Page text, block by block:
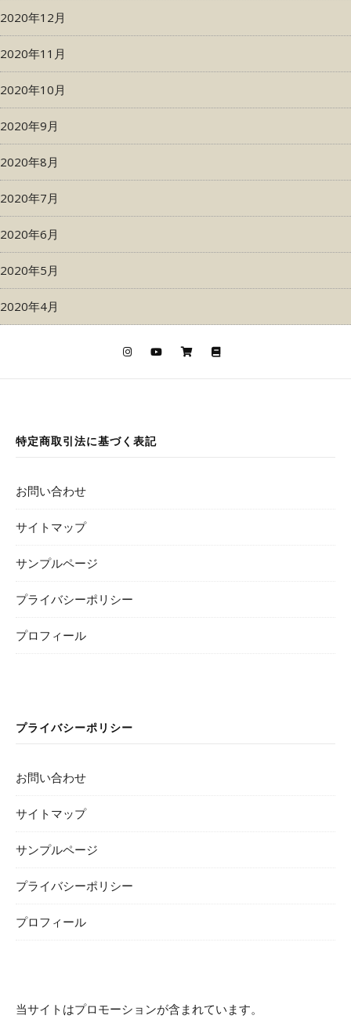
2020年12月
2020年11月
2020年10月
2020年9月
2020年8月
2020年7月
2020年6月
2020年5月
2020年4月
特定商取引法に基づく表記
お問い合わせ
サイトマップ
サンプルページ
プライバシーポリシー
プロフィール
プライバシーポリシー
お問い合わせ
サイトマップ
サンプルページ
プライバシーポリシー
プロフィール
当サイトはプロモーションが含まれています。